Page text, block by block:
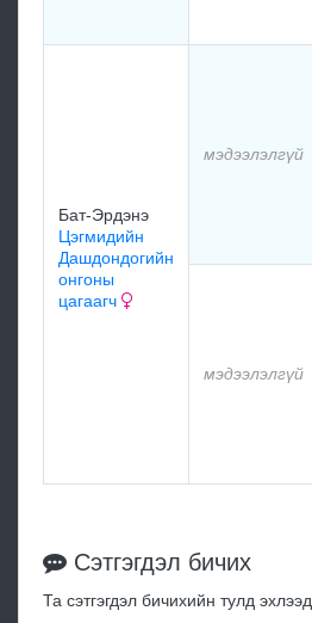
Бат-Эрдэнэ
Цэгмидийн
Дашдондогийн
онгоны
цагаагч
мэдээлэлгүй
мэдээлэлгүй
Сэтгэгдэл бичих
Та сэтгэгдэл бичихийн тулд эхлээд